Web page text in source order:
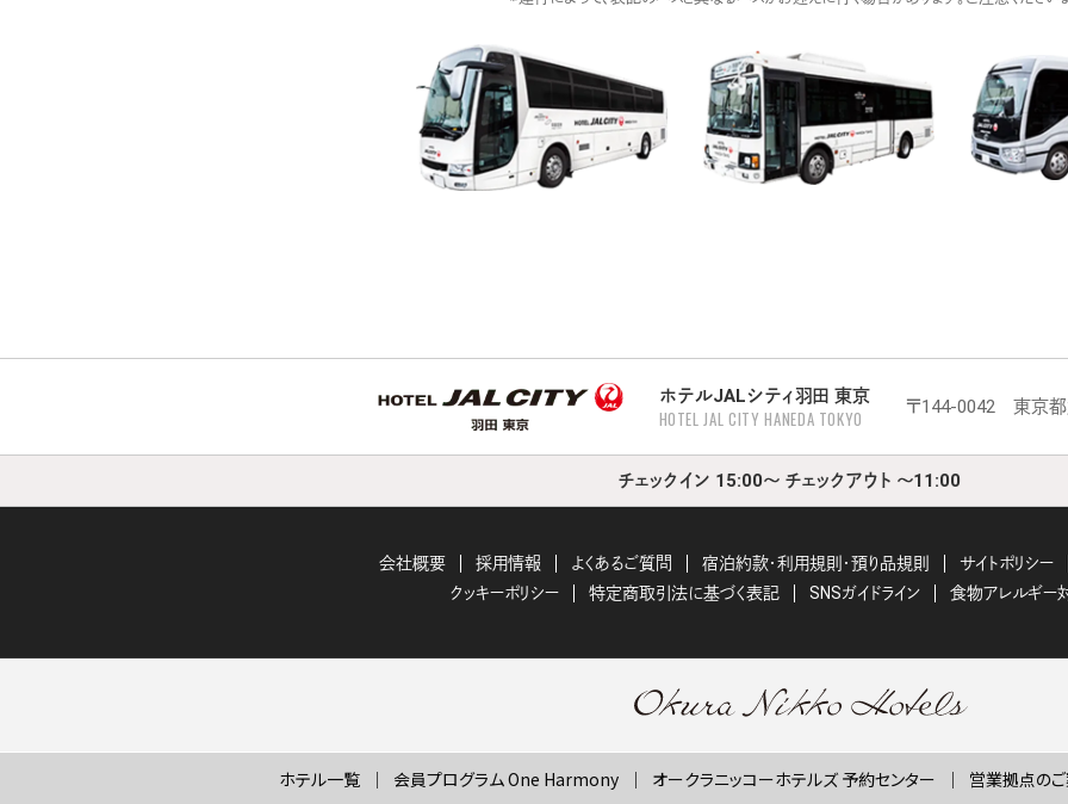
ホテルJALシティ羽田 東京
HOTEL JAL CITY HANEDA TOKYO 〒144-0042 東京都
チェックイン 15:00～ チェックアウト ～11:00
会社概要 採用情報 よくあるご質問 宿泊約款・利用規則・預り品規則 サイトポリシー
クッキーポリシー
特定商取引法に基づく表記 SNSガイドライン 食物アレルギー
ホテル一覧 会員プログラム One Harmony オークラニッコーホテルズ 予約センター 営業拠点の